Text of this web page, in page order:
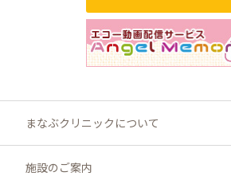
まなぶクリニックについて
施設のご案内